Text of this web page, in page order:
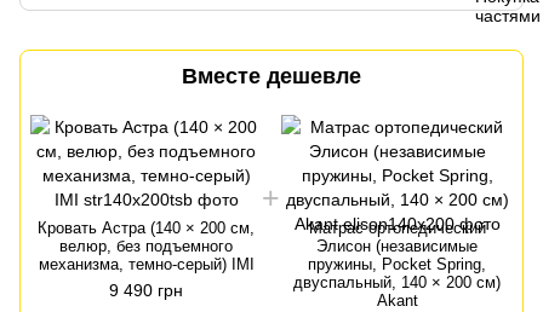
Вместе дешевле
Кровать Астра (140 × 200 см,
велюр, без подъемного
механизма, темно-серый) IMI
9 490 грн
Матрас ортопедический
Элисон (независимые
пружины, Pocket Spring,
двуспальный, 140 × 200 см)
Akant